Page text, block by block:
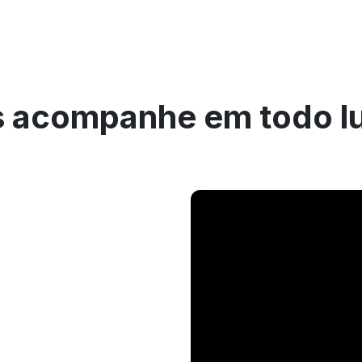
acompanhe em todo